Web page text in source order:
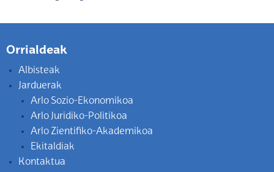
Orrialdeak
Albisteak
Jarduerak
Arlo Sozio-Ekonomikoa
Arlo Juridiko-Politikoa
Arlo Zientifiko-Akademikoa
Ekitaldiak
Kontaktua